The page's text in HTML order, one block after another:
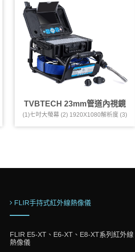
TVBTECH 23mm管道內視鏡
(1)七吋大螢幕 (2) 1920X1080解析度 (3)
20M,30M,40M管長可選 (4)配置鍵盤，可
FLIR手持式紅外線熱像儀
FLIR E5-XT、E6-XT、E8-XT系列紅外線
熱像儀